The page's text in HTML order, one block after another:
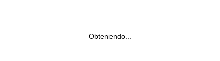
Obteniendo...